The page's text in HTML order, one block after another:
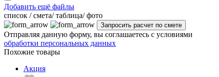
Добавить ещё файлы
cписок / смета/ таблица/ фото
Отправляя данную форму, вы соглашаетесь с условиями
обработки персональных данных
Похожие товары
Акция